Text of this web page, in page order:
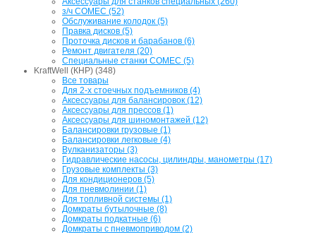
з/ч COMEC (52)
Обслуживание колодок (5)
Правка дисков (5)
Проточка дисков и барабанов (6)
Ремонт двигателя (20)
Специальные станки COMEC (5)
KraftWell (КНР) (348)
Все товары
Для 2-х стоечных подъемников (4)
Аксессуары для балансировок (12)
Аксессуары для прессов (1)
Аксессуары для шиномонтажей (12)
Балансировки грузовые (1)
Балансировки легковые (4)
Вулканизаторы (3)
Гидравлические насосы, цилиндры, манометры (17)
Грузовые комплекты (3)
Для кондиционеров (5)
Для пневмолинии (1)
Для топливной системы (1)
Домкраты бутылочные (8)
Домкраты подкатные (6)
Домкраты с пневмоприводом (2)